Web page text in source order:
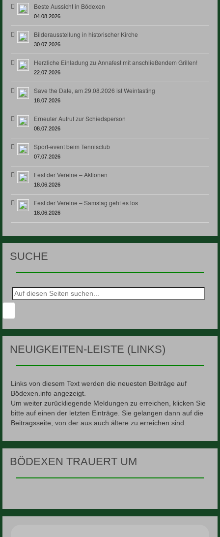
Beste Aussicht in Bödexen
04.08.2026
Bilderausstellung in historischer Kirche
30.07.2026
Herzliche Einladung zu Annafest mit anschließendem Grillen!
22.07.2026
Save the Date, am 29.08.2026 ist Weintasting
18.07.2026
Erneuter Aufruf zur Schiedsperson
08.07.2026
Sport-event beim Tennisclub
07.07.2026
Fest der Vereine – Aktionen
18.06.2026
Fest der Vereine – Samstag geht es los
18.06.2026
SUCHE
Suche
nach:
NEUIGKEITEN-LEISTE (LINKS)
Links von diesem Text werden die neuesten Beiträge auf
Bödexen.info angezeigt.
Um weiter zurückliegende Meldungen zu erreichen, klicken Sie
bitte auf einen der letzten Einträge. Sie gelangen dann auf die
Beitragsseite, von der aus auch ältere zu erreichen sind.
BÖDEXEN TRAUERT UM